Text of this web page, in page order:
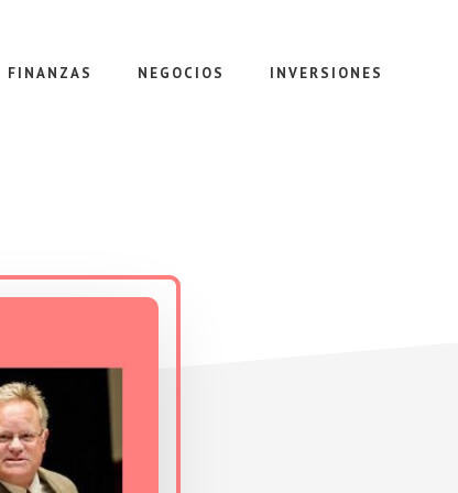
FINANZAS NEGOCIOS INVERSIONES